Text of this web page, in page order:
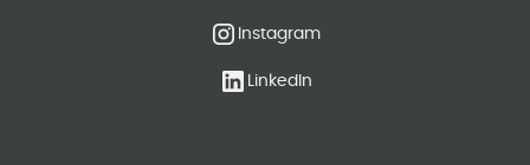
Instagram
LinkedIn